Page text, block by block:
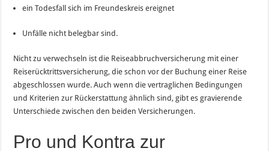
ein Todesfall sich im Freundeskreis ereignet
Unfälle nicht belegbar sind.
Nicht zu verwechseln ist die Reiseabbruchversicherung mit einer
Reiserücktrittsversicherung, die schon vor der Buchung einer Reise
abgeschlossen wurde. Auch wenn die vertraglichen Bedingungen
und Kriterien zur Rückerstattung ähnlich sind, gibt es gravierende
Unterschiede zwischen den beiden Versicherungen.
Pro und Kontra zur